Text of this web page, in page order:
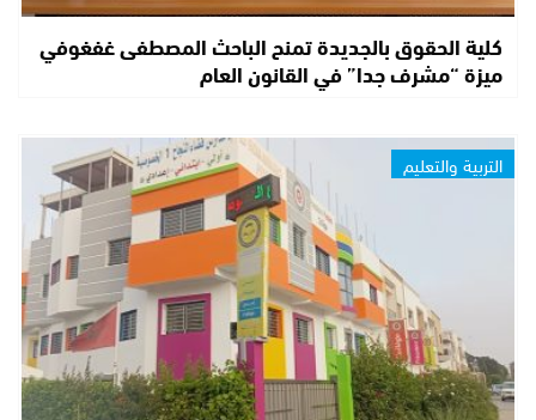
كلية الحقوق بالجديدة تمنح الباحث المصطفى غفغوفي
ميزة “مشرف جدا” في القانون العام
التربية والتعليم